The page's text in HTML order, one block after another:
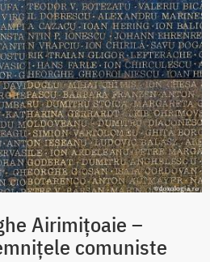
Airimițoaie –
comuniste